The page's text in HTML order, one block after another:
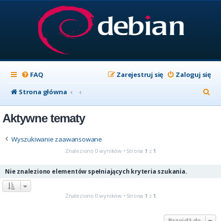
FAQ Zaloguj się
Zarejestruj się
Strona główna
z
Aktywne tematy
Wyszukiwanie zaawansowane
Znaleziono 0 wyników • Strona 1 z 1
Nie znaleziono elementów spełniających kryteria szukania.
Znaleziono 0 wyników • Strona 1 z 1